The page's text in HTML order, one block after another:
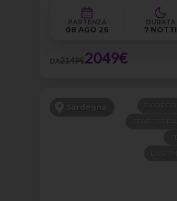
PARTENZA
08 AGO 26
DURATA
7 NOTTI
DA2149€2049€
Sardegna